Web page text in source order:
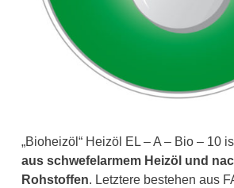
„Bioheizöl“ Heizöl EL – A – Bio – 10
aus schwefelarmem Heizöl und
Rohstoffen. Letztere bestehen aus